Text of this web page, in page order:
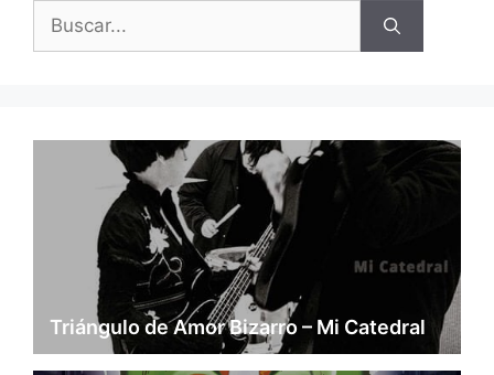
Buscar:
Triángulo de Amor Bizarro – Mi Catedral